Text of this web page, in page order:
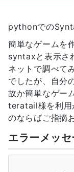
pythonでの
簡単なゲームを
syntaxと表示さ
ネットで調べて
でしたが、自分
故か簡単なゲー
teratail様を利用
のならばご指摘
エラーメッセ